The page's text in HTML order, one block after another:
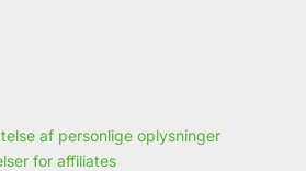
af personlige oplysninger
for affiliates